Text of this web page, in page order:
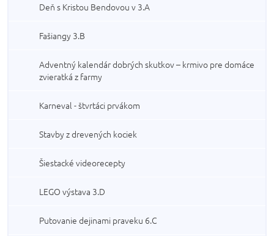
Deň s Kristou Bendovou v 3.A
Fašiangy 3.B
Adventný kalendár dobrých skutkov – krmivo pre domáce
zvieratká z farmy
Karneval - štvrtáci prvákom
Stavby z drevených kociek
Šiestacké videorecepty
LEGO výstava 3.D
Putovanie dejinami praveku 6.C